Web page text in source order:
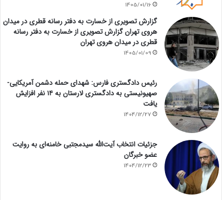
1405/01/16
گزارش تصویری از خسارت به دفتر رسانه قطری در میدان
هروی تهران گزارش تصویری از خسارت به دفتر رسانه
قطری در میدان هروی تهران
1405/01/09
رئیس دادگستری فارس: شهدای حمله دشمن آمریکایی-
صهیونیستی به دادگستری لارستان به ۱۴ نفر افزایش
یافت
1404/12/27
جزئیات انتخاب آیت‌الله سیدمجتبی خامنه‌ای به روایت
عضو خبرگان
1404/12/23